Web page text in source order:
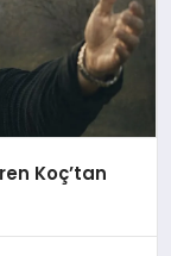
Koç’tan